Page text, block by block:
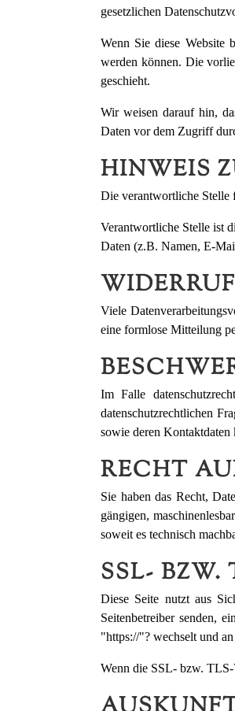
gesetzlichen
Wenn Sie diese Website
werden können. Die
geschieht.
Wir weisen darauf hin,
Daten vor dem Zugriff
HINWEIS
Die verantwortliche Stelle
Verantwortliche Stelle ist
Daten (z.B. Namen, E-
Viele
eine formlose Mitteilung
Im Falle
datenschutzrechtlichen
sowie deren
RECHT
Sie haben das Recht,
gängigen,
soweit es technisch
SSL- BZW.
Diese Seite nutzt aus
Seitenbetreiber senden,
"https://"? wechselt und
Wenn die SSL- bzw.